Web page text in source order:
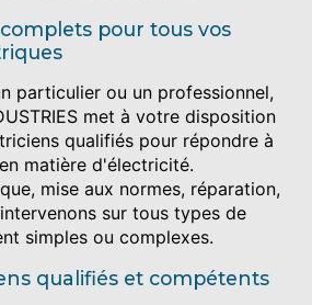
pour tous vos
particulier ou un professionnel,
met à votre disposition
qualifiés pour répondre à
matière d'électricité.
mise aux normes, réparation,
sur tous types de
simples ou complexes.
qualifiés et compétents